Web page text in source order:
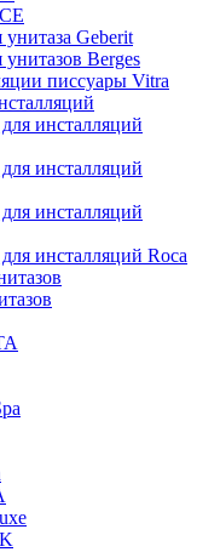
Geberit
Berges
писсуары Vitra
инсталляций
инсталляций
инсталляций
инсталляций Roca